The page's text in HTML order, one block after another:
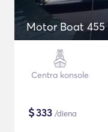
Motor Boat 455
Centra konsole
$333 /diena